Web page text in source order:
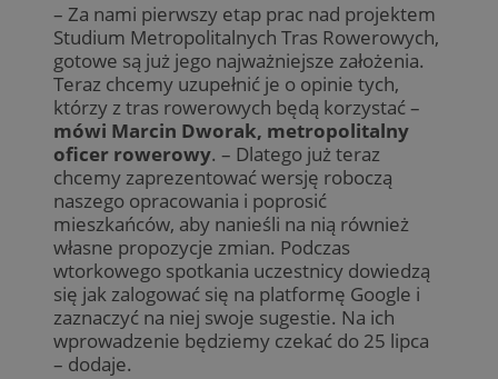
– Za nami pierwszy etap prac nad projektem
Studium Metropolitalnych Tras Rowerowych,
gotowe są już jego najważniejsze założenia.
Teraz chcemy uzupełnić je o opinie tych,
którzy z tras rowerowych będą korzystać –
mówi Marcin Dworak, metropolitalny
oficer rowerowy. – Dlatego już teraz
chcemy zaprezentować wersję roboczą
naszego opracowania i poprosić
mieszkańców, aby nanieśli na nią również
własne propozycje zmian. Podczas
wtorkowego spotkania uczestnicy dowiedzą
się jak zalogować się na platformę Google i
zaznaczyć na niej swoje sugestie. Na ich
wprowadzenie będziemy czekać do 25 lipca
– dodaje.